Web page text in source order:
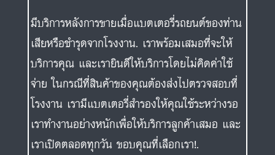
มีบริการหลังการขายเมื่อแบตเตอรี่รถยนต์ของท่าน
เสียหรือชำรุดจากโรงงาน. เราพร้อมเสมอที่จะให้
บริการคุณ และเรายินดีให้บริการโดยไม่คิดค่าใช้
จ่าย ในกรณีที่สินค้าของคุณต้องส่งไปตรวจสอบที่
โรงงาน เรามีแบตเตอรี่สำรองให้คุณใช้ระหว่างรอ
เราทำงานอย่างหนักเพื่อให้บริการลูกค้าเสมอ และ
เราเปิดตลอดทุกวัน ขอบคุณที่เลือกเรา!.